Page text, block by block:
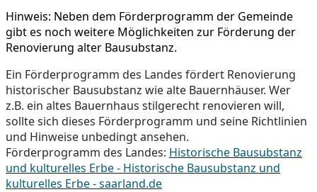
Hinweis: Neben dem Förderprogramm der Gemeinde
gibt es noch weitere Möglichkeiten zur Förderung der
Renovierung alter Bausubstanz.
Ein Förderprogramm des Landes fördert Renovierung
historischer Bausubstanz wie alte Bauernhäuser. Wer
z.B. ein altes Bauernhaus stilgerecht renovieren will,
sollte sich dieses Förderprogramm und seine Richtlinien
und Hinweise unbedingt ansehen.
Förderprogramm des Landes: Historische Bausubstanz
und kulturelles Erbe - Historische Bausubstanz und
kulturelles Erbe - saarland.de